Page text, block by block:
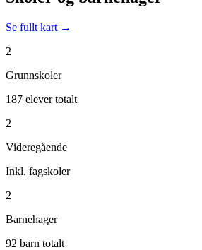
Se fullt kart →
2
Grunnskoler
187 elever totalt
2
Videregående
Inkl. fagskoler
2
Barnehager
92 barn totalt